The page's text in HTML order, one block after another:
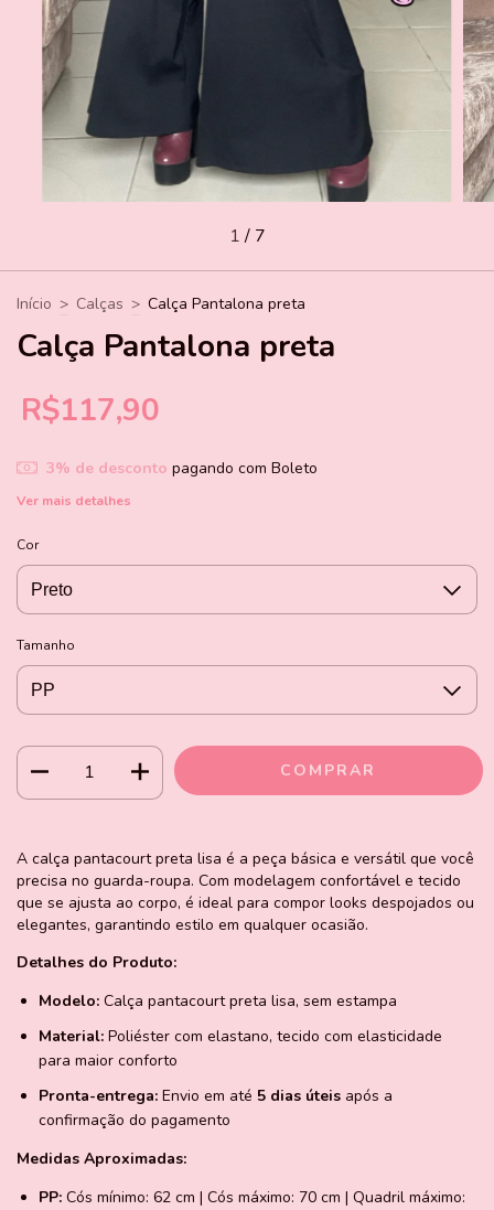
1/ 7
Início > Calças > Calça Pantalona preta
Calça Pantalona preta
R$117,90
3% de desconto pagando com Boleto
Ver mais detalhes
Cor
Tamanho
A calça pantacourt preta lisa é a peça básica e versátil que você
precisa no guarda-roupa. Com modelagem confortável e tecido
que se ajusta ao corpo, é ideal para compor looks despojados ou
elegantes, garantindo estilo em qualquer ocasião.
Detalhes do Produto:
Modelo: Calça pantacourt preta lisa, sem estampa
Material: Poliéster com elastano, tecido com elasticidade
para maior conforto
Pronta-entrega: Envio em até 5 dias úteis após a
confirmação do pagamento
Medidas Aproximadas:
PP: Cós mínimo: 62 cm | Cós máximo: 70 cm | Quadril máximo: